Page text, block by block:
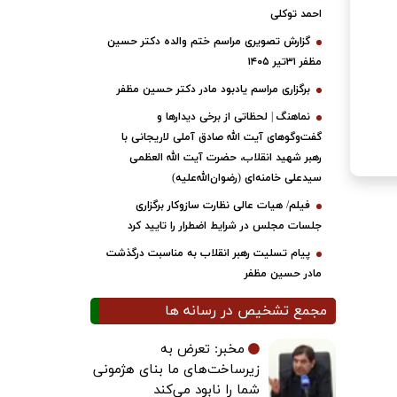
احمد توکلی
گزارش تصویری مراسم ختم والده دکتر حسین
مظفر ۳۱تیر ۱۴۰۵
برگزاری مراسم یادبود مادر دکتر حسین مظفر
نماهنگ | لحظاتی از برخی دیدارها و
گفت‌وگوهای آیت ‌الله صادق آملی لاریجانی با
رهبر شهید انقلاب، حضرت آیت‌ الله العظمی
سیدعلی خامنه‌ای (رضوان‌الله‌علیه)
فیلم/ هیات عالی نظارت سازوکار برگزاری
جلسات مجلس در شرایط اضطرار را تایید کرد
پیام تسلیت رهبر انقلاب به مناسبت درگذشت
مادر حسین مظفر
مجمع تشخیص در رسانه ها
مخبر: تعرض به
زیرساخت‌های ما بنای هژمونی
شما را نابود می‌کند